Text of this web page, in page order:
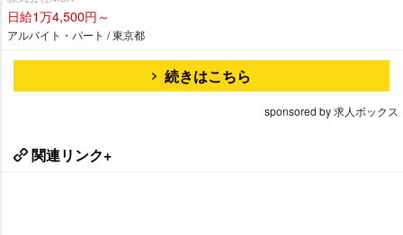
日給1万4,500円～
アルバイト・パート / 東京都
続きはこちら
sponsored by 求人ボックス
関連リンク+